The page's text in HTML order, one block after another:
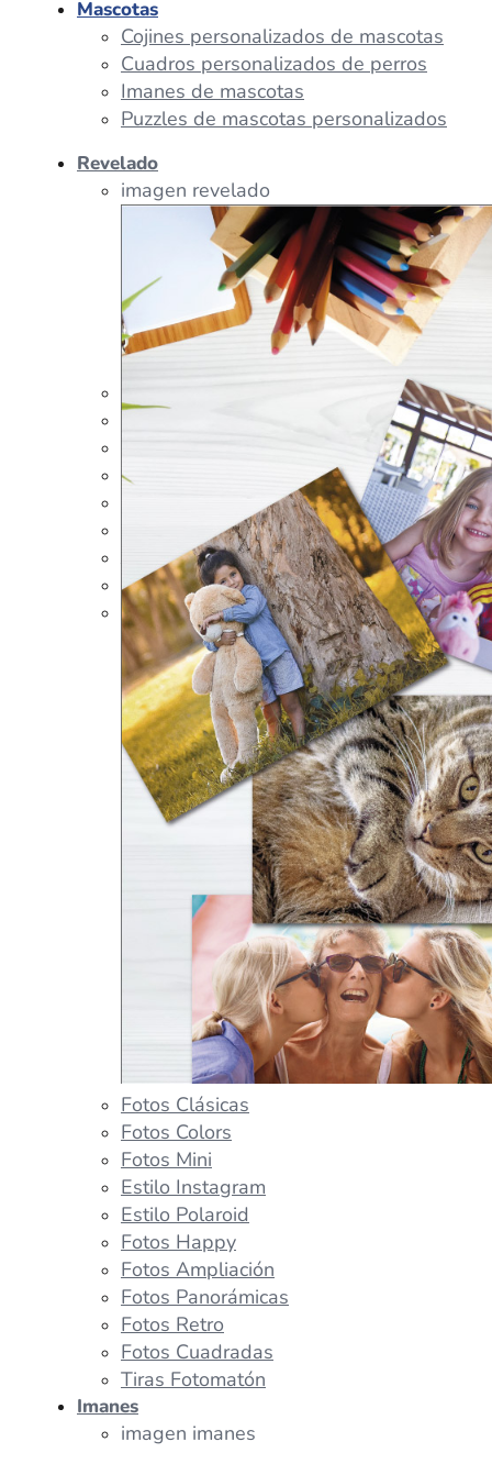
Tazas Personalizadas
Peluches Personalizados
Portalápices Personalizados
Puzles Personalizados
Juegos de Mesa
Alfombrillas Personalizadas
Lámparas LED
Mascotas
Cojines personalizados de mascotas
Cuadros personalizados de perros
Imanes de mascotas
Puzzles de mascotas personalizados
Revelado
imagen revelado
Fotos Clásicas
Fotos Colors
Fotos Mini
Estilo Instagram
Estilo Polaroid
Fotos Happy
Fotos Ampliación
Fotos Panorámicas
Fotos Retro
Fotos Cuadradas
Tiras Fotomatón
Imanes
imagen imanes